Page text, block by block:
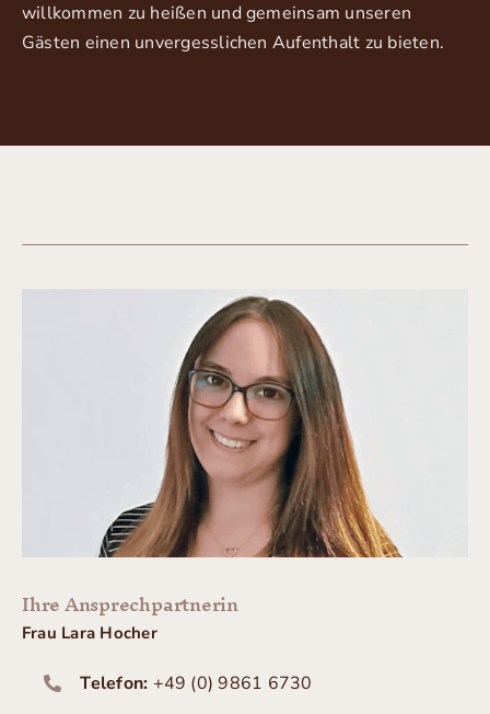
willkommen zu heißen und gemeinsam unseren
Gästen einen unvergesslichen Aufenthalt zu bieten.
Ihre Ansprechpartnerin
Frau Lara Hocher
Telefon: +49 (0) 9861 6730